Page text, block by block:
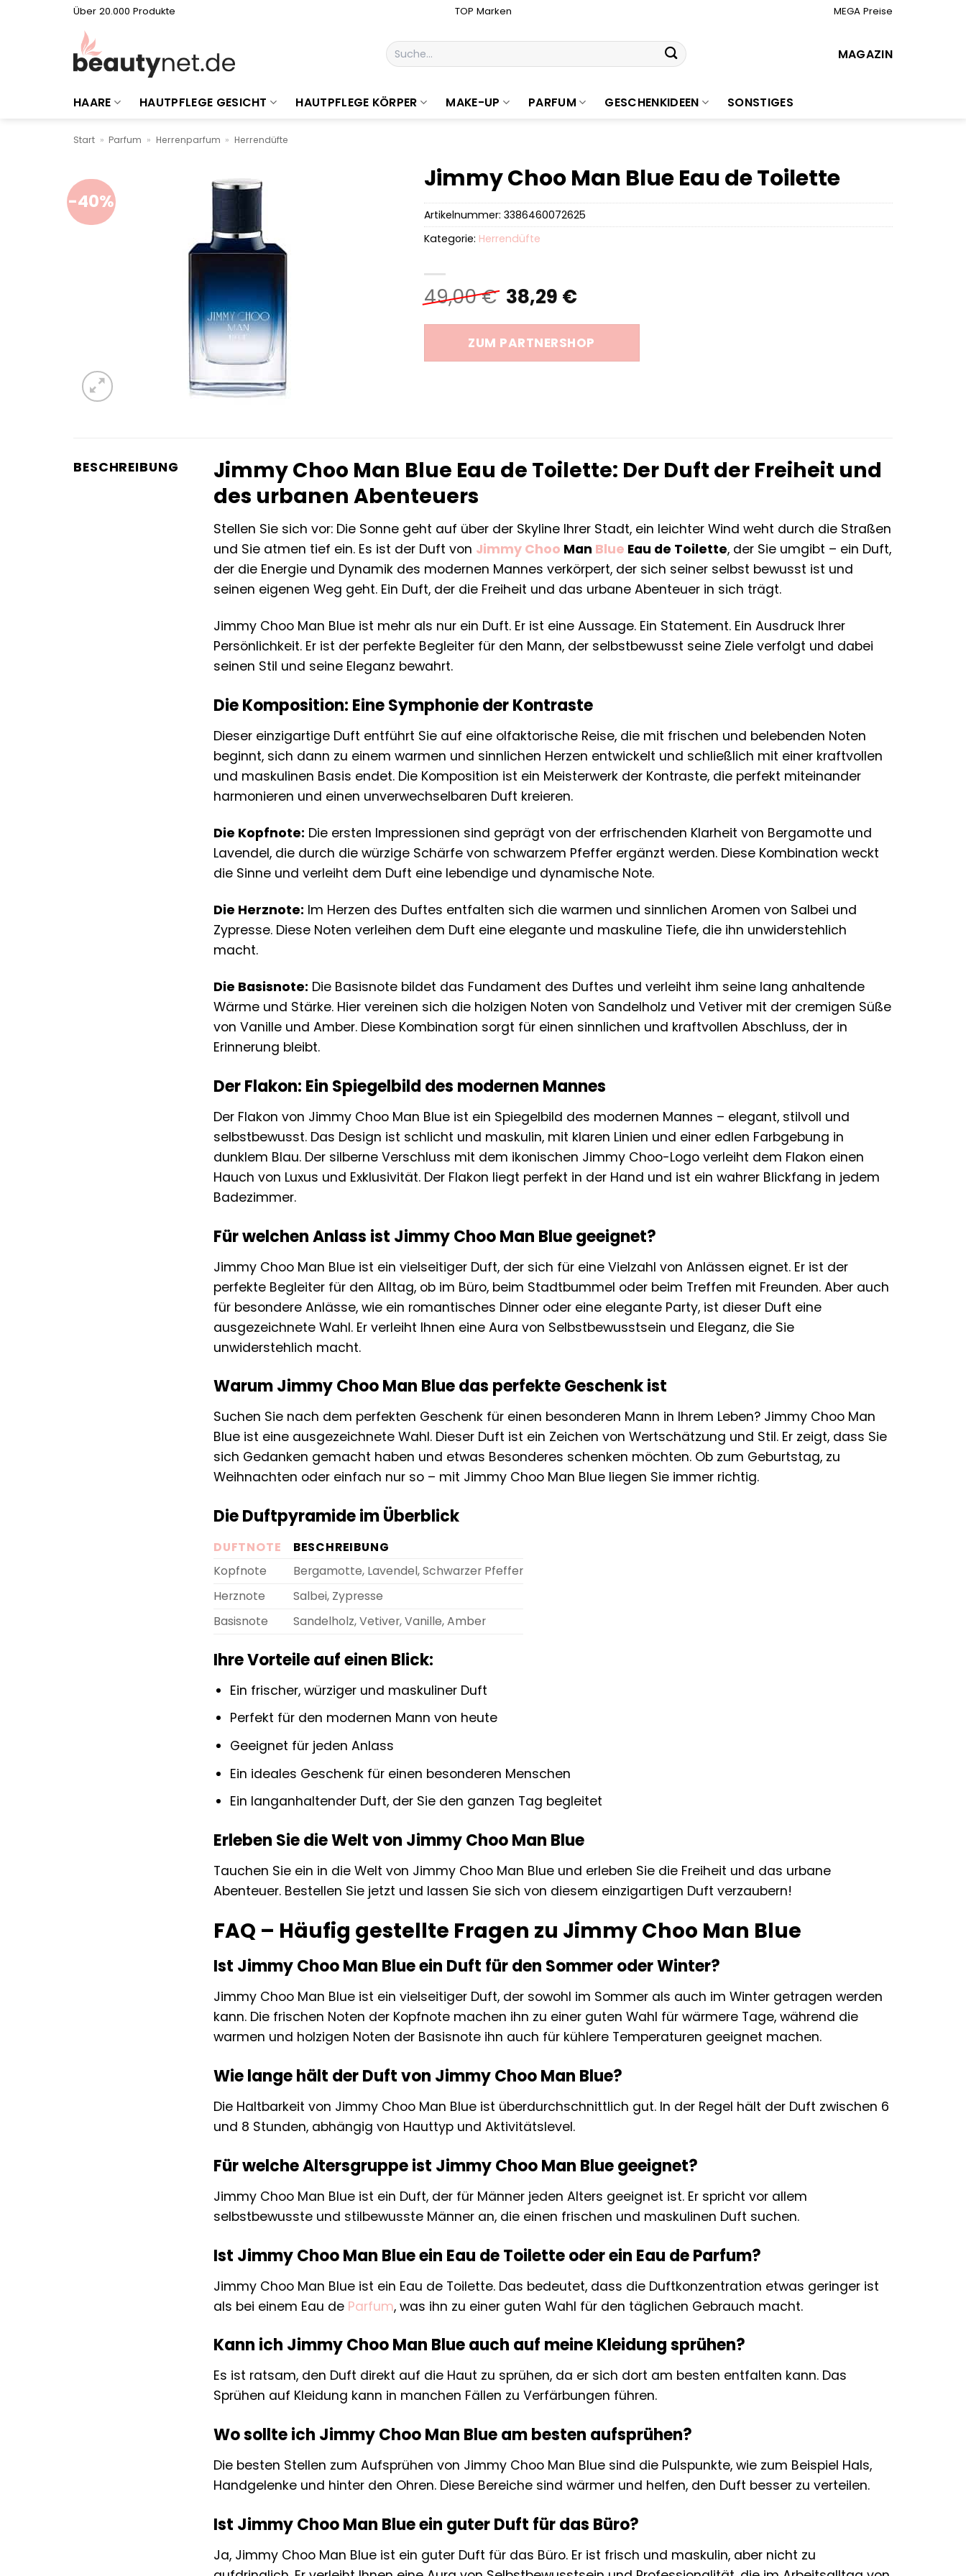
Über 20.000 Produkte TOP Marken MEGA Preise
Suchen
nach:
MAGAZIN
HAARE HAUTPFLEGE GESICHT HAUTPFLEGE KÖRPER MAKE-UP PARFUM GESCHENKIDEEN SONSTIGES
Start » Parfum » Herrenparfum » Herrendüfte
-40%
Jimmy Choo Man Blue Eau de Toilette
49,00€ Ursprünglicher
Preis
war:
49,00 €
38,29 €Aktueller
ist:
38,29 €.
ZUM PARTNERSHOP
Artikelnummer: 3386460072625
Kategorie: Herrendüfte
BESCHREIBUNG
Jimmy Choo Man Blue Eau de Toilette: Der Duft der Freiheit und
des urbanen Abenteuers
Stellen Sie sich vor: Die Sonne geht auf über der Skyline Ihrer Stadt, ein leichter Wind weht durch die Straßen
und Sie atmen tief ein. Es ist der Duft von Jimmy Choo Man Blue Eau de Toilette, der Sie umgibt – ein Duft,
der die Energie und Dynamik des modernen Mannes verkörpert, der sich seiner selbst bewusst ist und
seinen eigenen Weg geht. Ein Duft, der die Freiheit und das urbane Abenteuer in sich trägt.
Jimmy Choo Man Blue ist mehr als nur ein Duft. Er ist eine Aussage. Ein Statement. Ein Ausdruck Ihrer
Persönlichkeit. Er ist der perfekte Begleiter für den Mann, der selbstbewusst seine Ziele verfolgt und dabei
seinen Stil und seine Eleganz bewahrt.
Die Komposition: Eine Symphonie der Kontraste
Dieser einzigartige Duft entführt Sie auf eine olfaktorische Reise, die mit frischen und belebenden Noten
beginnt, sich dann zu einem warmen und sinnlichen Herzen entwickelt und schließlich mit einer kraftvollen
und maskulinen Basis endet. Die Komposition ist ein Meisterwerk der Kontraste, die perfekt miteinander
harmonieren und einen unverwechselbaren Duft kreieren.
Die Kopfnote: Die ersten Impressionen sind geprägt von der erfrischenden Klarheit von Bergamotte und
Lavendel, die durch die würzige Schärfe von schwarzem Pfeffer ergänzt werden. Diese Kombination weckt
die Sinne und verleiht dem Duft eine lebendige und dynamische Note.
Die Herznote: Im Herzen des Duftes entfalten sich die warmen und sinnlichen Aromen von Salbei und
Zypresse. Diese Noten verleihen dem Duft eine elegante und maskuline Tiefe, die ihn unwiderstehlich
macht.
Die Basisnote: Die Basisnote bildet das Fundament des Duftes und verleiht ihm seine lang anhaltende
Wärme und Stärke. Hier vereinen sich die holzigen Noten von Sandelholz und Vetiver mit der cremigen Süße
von Vanille und Amber. Diese Kombination sorgt für einen sinnlichen und kraftvollen Abschluss, der in
Erinnerung bleibt.
Der Flakon: Ein Spiegelbild des modernen Mannes
Der Flakon von Jimmy Choo Man Blue ist ein Spiegelbild des modernen Mannes – elegant, stilvoll und
selbstbewusst. Das Design ist schlicht und maskulin, mit klaren Linien und einer edlen Farbgebung in
dunklem Blau. Der silberne Verschluss mit dem ikonischen Jimmy Choo-Logo verleiht dem Flakon einen
Hauch von Luxus und Exklusivität. Der Flakon liegt perfekt in der Hand und ist ein wahrer Blickfang in jedem
Badezimmer.
Für welchen Anlass ist Jimmy Choo Man Blue geeignet?
Jimmy Choo Man Blue ist ein vielseitiger Duft, der sich für eine Vielzahl von Anlässen eignet. Er ist der
perfekte Begleiter für den Alltag, ob im Büro, beim Stadtbummel oder beim Treffen mit Freunden. Aber auch
für besondere Anlässe, wie ein romantisches Dinner oder eine elegante Party, ist dieser Duft eine
ausgezeichnete Wahl. Er verleiht Ihnen eine Aura von Selbstbewusstsein und Eleganz, die Sie
unwiderstehlich macht.
Warum Jimmy Choo Man Blue das perfekte Geschenk ist
Suchen Sie nach dem perfekten Geschenk für einen besonderen Mann in Ihrem Leben? Jimmy Choo Man
Blue ist eine ausgezeichnete Wahl. Dieser Duft ist ein Zeichen von Wertschätzung und Stil. Er zeigt, dass Sie
sich Gedanken gemacht haben und etwas Besonderes schenken möchten. Ob zum Geburtstag, zu
Weihnachten oder einfach nur so – mit Jimmy Choo Man Blue liegen Sie immer richtig.
Die Duftpyramide im Überblick
DUFTNOTE
BESCHREIBUNG
Kopfnote
Bergamotte, Lavendel, Schwarzer Pfeffer
Herznote
Salbei, Zypresse
Basisnote
Sandelholz, Vetiver, Vanille, Amber
Ihre Vorteile auf einen Blick:
Ein frischer, würziger und maskuliner Duft
Perfekt für den modernen Mann von heute
Geeignet für jeden Anlass
Ein ideales Geschenk für einen besonderen Menschen
Ein langanhaltender Duft, der Sie den ganzen Tag begleitet
Erleben Sie die Welt von Jimmy Choo Man Blue
Tauchen Sie ein in die Welt von Jimmy Choo Man Blue und erleben Sie die Freiheit und das urbane
Abenteuer. Bestellen Sie jetzt und lassen Sie sich von diesem einzigartigen Duft verzaubern!
FAQ – Häufig gestellte Fragen zu Jimmy Choo Man Blue
Ist Jimmy Choo Man Blue ein Duft für den Sommer oder Winter?
Jimmy Choo Man Blue ist ein vielseitiger Duft, der sowohl im Sommer als auch im Winter getragen werden
kann. Die frischen Noten der Kopfnote machen ihn zu einer guten Wahl für wärmere Tage, während die
warmen und holzigen Noten der Basisnote ihn auch für kühlere Temperaturen geeignet machen.
Wie lange hält der Duft von Jimmy Choo Man Blue?
Die Haltbarkeit von Jimmy Choo Man Blue ist überdurchschnittlich gut. In der Regel hält der Duft zwischen 6
und 8 Stunden, abhängig von Hauttyp und Aktivitätslevel.
Für welche Altersgruppe ist Jimmy Choo Man Blue geeignet?
Jimmy Choo Man Blue ist ein Duft, der für Männer jeden Alters geeignet ist. Er spricht vor allem
selbstbewusste und stilbewusste Männer an, die einen frischen und maskulinen Duft suchen.
Ist Jimmy Choo Man Blue ein Eau de Toilette oder ein Eau de Parfum?
Jimmy Choo Man Blue ist ein Eau de Toilette. Das bedeutet, dass die Duftkonzentration etwas geringer ist
als bei einem Eau de Parfum, was ihn zu einer guten Wahl für den täglichen Gebrauch macht.
Kann ich Jimmy Choo Man Blue auch auf meine Kleidung sprühen?
Es ist ratsam, den Duft direkt auf die Haut zu sprühen, da er sich dort am besten entfalten kann. Das
Sprühen auf Kleidung kann in manchen Fällen zu Verfärbungen führen.
Wo sollte ich Jimmy Choo Man Blue am besten aufsprühen?
Die besten Stellen zum Aufsprühen von Jimmy Choo Man Blue sind die Pulspunkte, wie zum Beispiel Hals,
Handgelenke und hinter den Ohren. Diese Bereiche sind wärmer und helfen, den Duft besser zu verteilen.
Ist Jimmy Choo Man Blue ein guter Duft für das Büro?
Ja, Jimmy Choo Man Blue ist ein guter Duft für das Büro. Er ist frisch und maskulin, aber nicht zu